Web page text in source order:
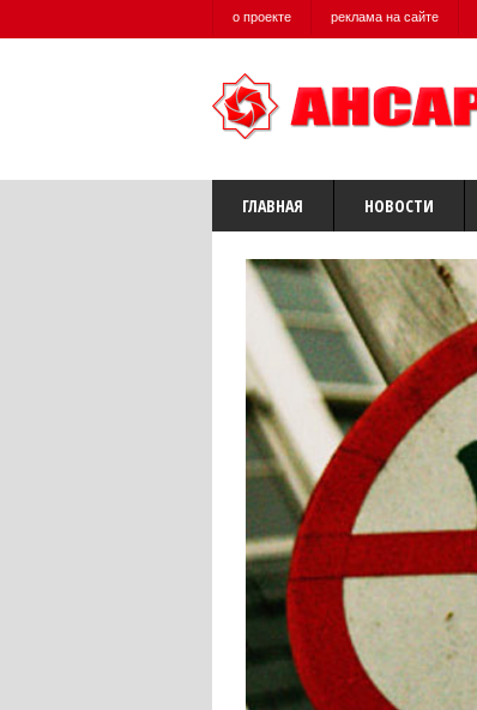
о проекте реклама на сайте
ГЛАВНАЯ НОВОСТИ